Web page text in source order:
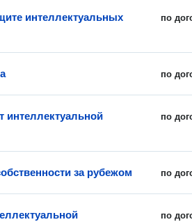
по
интеллектуальных
по
по
интеллектуальной
по
за рубежом
по